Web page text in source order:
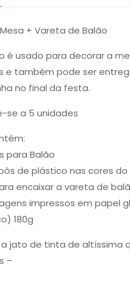
+ Vareta de Balão
é usado para decorar a
e também pode ser
no final da festa.
se a 5 unidades
para Balão
de plástico nas cores do
encaixar a vareta de
impressos em papel
180g
jato de tinta de altíssima
–